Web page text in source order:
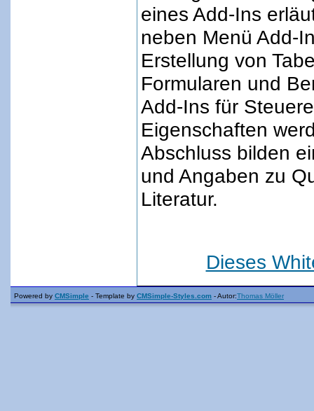
eines Add-Ins
neben Menü Add-
Erstellung von
Formularen und
Add-Ins für
Eigenschaften
Abschluss bilden
und Angaben zu
Literatur.
Dieses
Powered by CMSimple - Template by CMSimple-Styles.com - Autor:Thomas Möller